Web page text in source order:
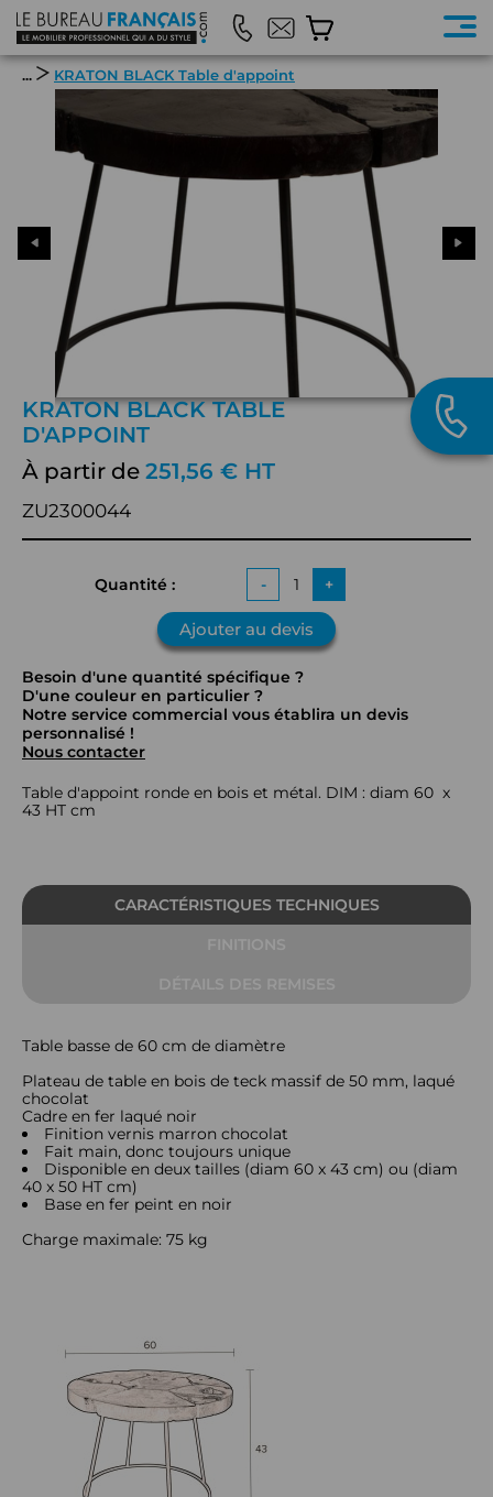
... KRATON BLACK Table d'appoint
KRATON BLACK TABLE
D'APPOINT
À partir de 251,56 € HT
ZU2300044
Quantité : - +
Ajouter au devis
Besoin d'une quantité spécifique ?
D'une couleur en particulier ?
Notre service commercial vous établira un devis
personnalisé !
Nous contacter
Table d'appoint ronde en bois et métal. DIM : diam 60 x
43 HT cm
CARACTÉRISTIQUES TECHNIQUES
Table basse de 60 cm de diamètre
Plateau de table en bois de teck massif de 50 mm, laqué
chocolat
Cadre en fer laqué noir
Finition vernis marron chocolat
Fait main, donc toujours unique
Disponible en deux tailles (diam 60 x 43 cm) ou (diam
40 x 50 HT cm)
Base en fer peint en noir
Charge maximale: 75 kg